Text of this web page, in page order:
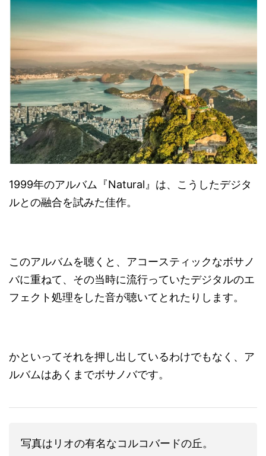
1999年のアルバム『Natural』は、こうしたデジタ
ルとの融合を試みた佳作。
このアルバムを聴くと、アコースティックなボサノ
バに重ねて、その当時に流行っていたデジタルのエ
フェクト処理をした音が聴いてとれたりします。
かといってそれを押し出しているわけでもなく、ア
ルバムはあくまでボサノバです。
写真はリオの有名なコルコバードの丘。